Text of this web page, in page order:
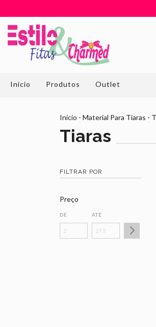
Início Produtos Outlet
Início - Material Para Tiaras -
Tiaras
FILTRAR POR
Preço
DE ATÉ